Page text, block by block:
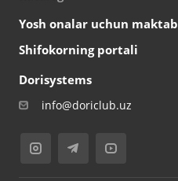
Yosh onalar uchun maktab
Shifokorning portali
Dorisystems
info@doriclub.uz